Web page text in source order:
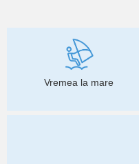
Vremea la mare